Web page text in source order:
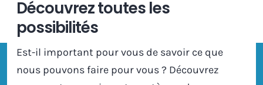
Découvrez toutes les
possibilités
Est-il important pour vous de savoir ce que
nous pouvons faire pour vous ? Découvrez